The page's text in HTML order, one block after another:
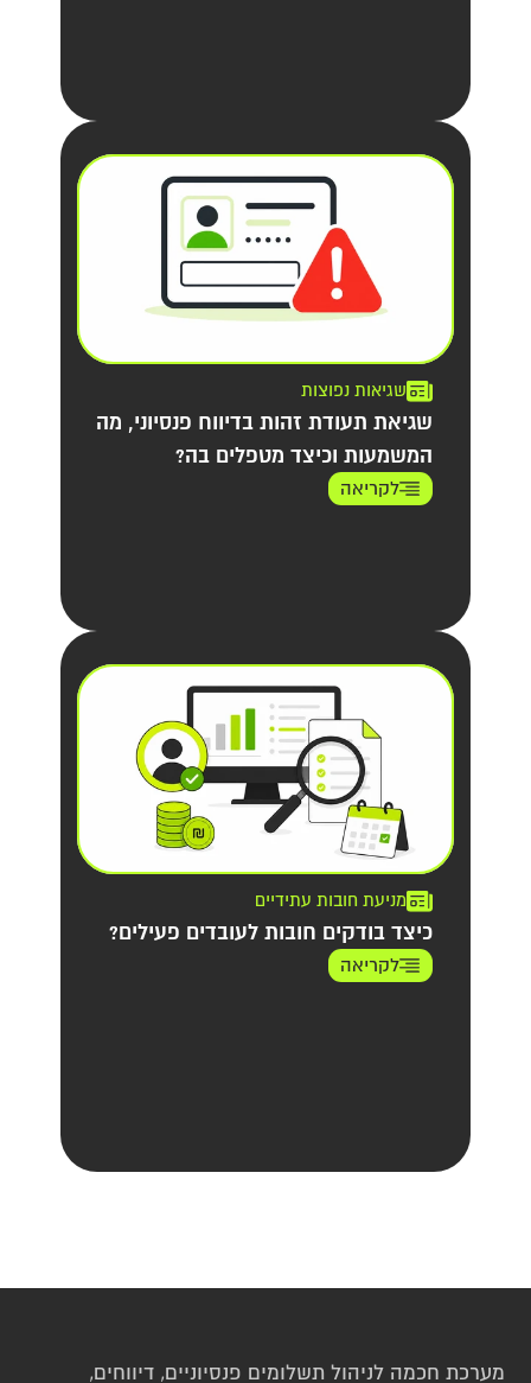
שגיאות נפוצות
שגיאת תעודת זהות בדיווח פנסיוני, מה
המשמעות וכיצד מטפלים בה?
לקריאה
מניעת חובות עתידיים
כיצד בודקים חובות לעובדים פעילים?
לקריאה